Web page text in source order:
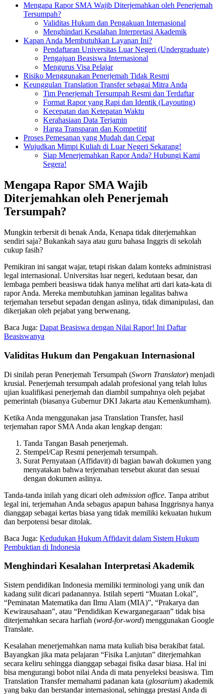
Mengapa Rapor SMA Wajib Diterjemahkan oleh Penerjemah
Tersumpah?
Validitas Hukum dan Pengakuan Internasional
Menghindari Kesalahan Interpretasi Akademik
Kapan Anda Membutuhkan Layanan Ini?
Pendaftaran Universitas Luar Negeri (Undergraduate)
Pengajuan Beasiswa Internasional
Mengurus Visa Pelajar
Risiko Menggunakan Penerjemah Tidak Resmi
Keunggulan Translation Transfer sebagai Mitra Anda
Tim Penerjemah Tersumpah Resmi dan Terdaftar
Format Rapor yang Rapi dan Identik (Layouting)
Kecepatan dan Ketepatan Waktu
Kerahasiaan Data Terjamin
Harga Transparan dan Kompetitif
Proses Pemesanan yang Mudah dan Cepat
Wujudkan Mimpi Kuliah di Luar Negeri Sekarang!
Siap Menerjemahkan Rapor Anda? Hubungi Kami
Segera!
Mengapa Rapor SMA Wajib
Diterjemahkan oleh Penerjemah
Tersumpah?
Mungkin terbersit di benak Anda, Kenapa tidak diterjemahkan
sendiri saja? Bukankah saya atau guru bahasa Inggris di sekolah
cukup fasih?
Pemikiran ini sangat wajar, tetapi riskan dalam konteks administrasi
legal internasional. Universitas luar negeri, kedutaan besar, dan
lembaga pemberi beasiswa tidak hanya melihat arti dari kata-kata di
rapor Anda. Mereka membutuhkan jaminan legalitas bahwa
terjemahan tersebut sepadan dengan aslinya, tidak dimanipulasi, dan
dikerjakan oleh pejabat yang berwenang.
Baca Juga: Dapat Beasiswa dengan Nilai Rapor! Ini Daftar
Beasiswanya
Validitas Hukum dan Pengakuan Internasional
Di sinilah peran Penerjemah Tersumpah (Sworn Translator) menjadi
krusial. Penerjemah tersumpah adalah profesional yang telah lulus
ujian kualifikasi penerjemah dan diambil sumpahnya oleh pejabat
pemerintah (biasanya Gubernur DKI Jakarta atau Kemenkumham).
Ketika Anda menggunakan jasa Translation Transfer, hasil
terjemahan rapor SMA Anda akan lengkap dengan:
Tanda Tangan Basah penerjemah.
Stempel/Cap Resmi penerjemah tersumpah.
Surat Pernyataan (Affidavit) di bagian bawah dokumen yang
menyatakan bahwa terjemahan tersebut akurat dan sesuai
dengan dokumen aslinya.
Tanda-tanda inilah yang dicari oleh admission office. Tanpa atribut
legal ini, terjemahan Anda sebagus apapun bahasa Inggrisnya hanya
dianggap sebagai kertas biasa yang tidak memiliki kekuatan hukum
dan berpotensi besar ditolak.
Baca Juga: Kedudukan Hukum Affidavit dalam Sistem Hukum
Pembuktian di Indonesia
Menghindari Kesalahan Interpretasi Akademik
Sistem pendidikan Indonesia memiliki terminologi yang unik dan
kadang sulit dicari padanannya. Istilah seperti “Muatan Lokal”,
“Peminatan Matematika dan Ilmu Alam (MIA)”, “Prakarya dan
Kewirausahaan”, atau “Pendidikan Kewarganegaraan” tidak bisa
diterjemahkan secara harfiah (word-for-word) menggunakan Google
Translate.
Kesalahan menerjemahkan nama mata kuliah bisa berakibat fatal.
Bayangkan jika mata pelajaran “Fisika Lanjutan” diterjemahkan
secara keliru sehingga dianggap sebagai fisika dasar biasa. Hal ini
bisa mengurangi bobot nilai Anda di mata penyeleksi beasiswa. Tim
Translation Transfer memahami padanan kata (glosarium) akademik
yang baku dan berstandar internasional, sehingga prestasi Anda di